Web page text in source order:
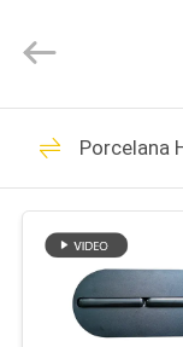
HOGAR
SOBRE
NOSOTROS
LIMITED.
Reserved.
ONU
Porcelana